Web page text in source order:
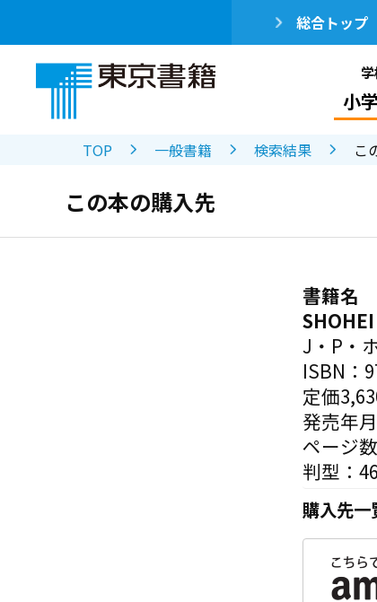
総合トップ
小
TOP 一般書籍 検索結果 こ
この本の購入先
書籍名
J・P・
ISBN：
定価
発売年
ページ
判型：46
購入先一